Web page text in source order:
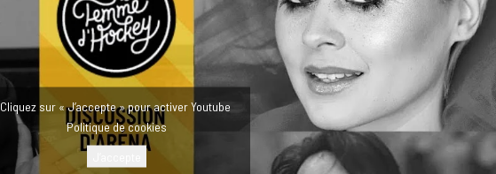
Cliquez sur « J’accepte » pour activer Youtube
Politique de cookies